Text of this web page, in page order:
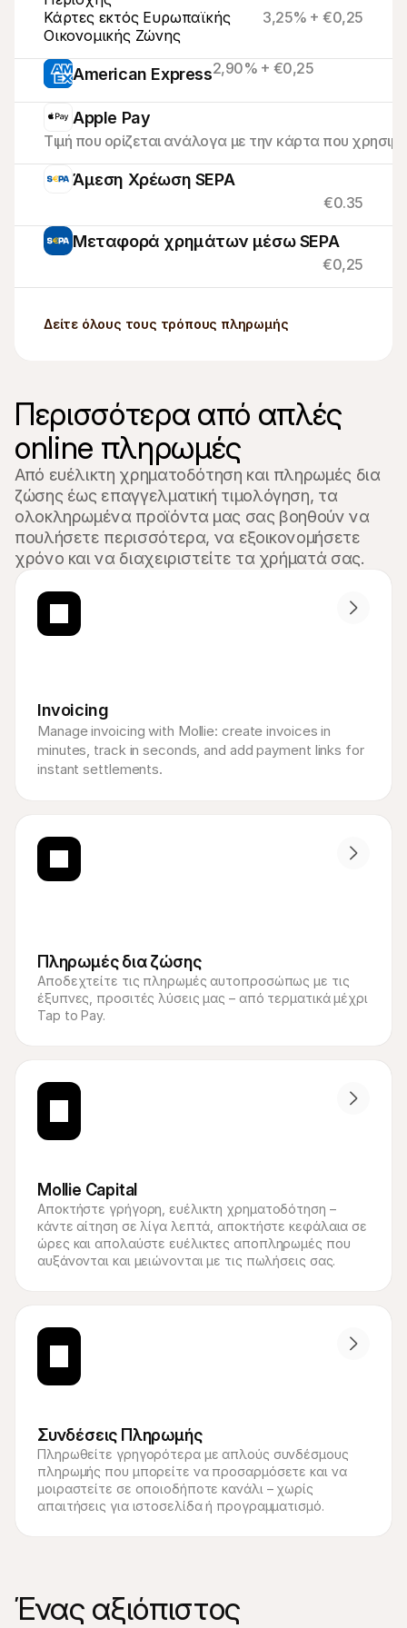
Κάρτες εκτός Ευρωπαϊκής
Οικονομικής Ζώνης
3,25% + €0,25
American Express2,90% + €0,25
Apple Pay
Τιμή που ορίζεται ανάλογα με την κάρτα που
Άμεση Χρέωση SEPA
€0.35
Μεταφορά χρημάτων μέσω SEPA
€0,25
Δείτε όλους τους τρόπους πληρωμής
Περισσότερα από απλές
online πληρωμές
Από ευέλικτη χρηματοδότηση και πληρωμές δια
ζώσης έως επαγγελματική τιμολόγηση, τα
ολοκληρωμένα προϊόντα μας σας βοηθούν να
πουλήσετε περισσότερα, να εξοικονομήσετε
χρόνο και να διαχειριστείτε τα χρήματά σας.
Invoicing
Manage invoicing with Mollie: create invoices in
minutes, track in seconds, and add payment links for
instant settlements.
Πληρωμές δια ζώσης
Αποδεχτείτε τις πληρωμές αυτοπροσώπως με τις
έξυπνες, προσιτές λύσεις μας – από τερματικά μέχρι
Tap to Pay.
Mollie Capital
Αποκτήστε γρήγορη, ευέλικτη χρηματοδότηση –
κάντε αίτηση σε λίγα λεπτά, αποκτήστε κεφάλαια σε
ώρες και απολαύστε ευέλικτες αποπληρωμές που
αυξάνονται και μειώνονται με τις πωλήσεις σας.
Συνδέσεις Πληρωμής
Πληρωθείτε γρηγορότερα με απλούς συνδέσμους
πληρωμής που μπορείτε να προσαρμόσετε και να
μοιραστείτε σε οποιοδήποτε κανάλι – χωρίς
απαιτήσεις για ιστοσελίδα ή προγραμματισμό.
Ένας αξιόπιστος